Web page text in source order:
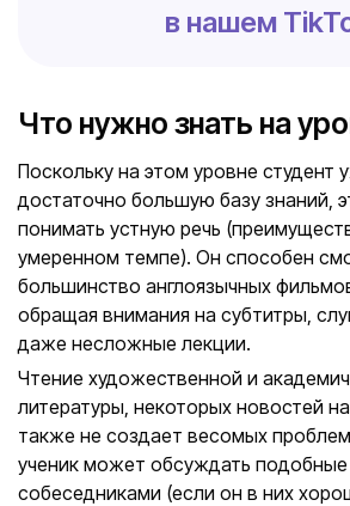
в нашем
Что нужно знать на
Поскольку на этом уровне студент
достаточно большую базу знаний,
понимать устную речь
умеренном темпе). Он способен
большинство англоязычных
обращая внимания на субтитры,
даже несложные лекции.
Чтение художественной и
литературы, некоторых новостей
также не создает весомых
ученик может обсуждать
собеседниками (если он в них